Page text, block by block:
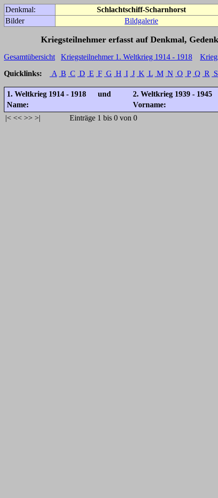
Denkmal:
Schlachtschiff-Scharnhorst
Bilder
Bildgalerie
Kriegsteilnehmer erfasst auf Denkmal,
Gesamtübersicht Kriegsteilnehmer 1. Weltkrieg 1914 - 1918
Quicklinks:
A B C D E F G H I J K L M N O P Q R S
1. Weltkrieg 1914 - 1918 und
2. Weltkrieg 1939 - 1945
Name:
Vorname:
|< << >> >| Einträge 1 bis 0 von 0